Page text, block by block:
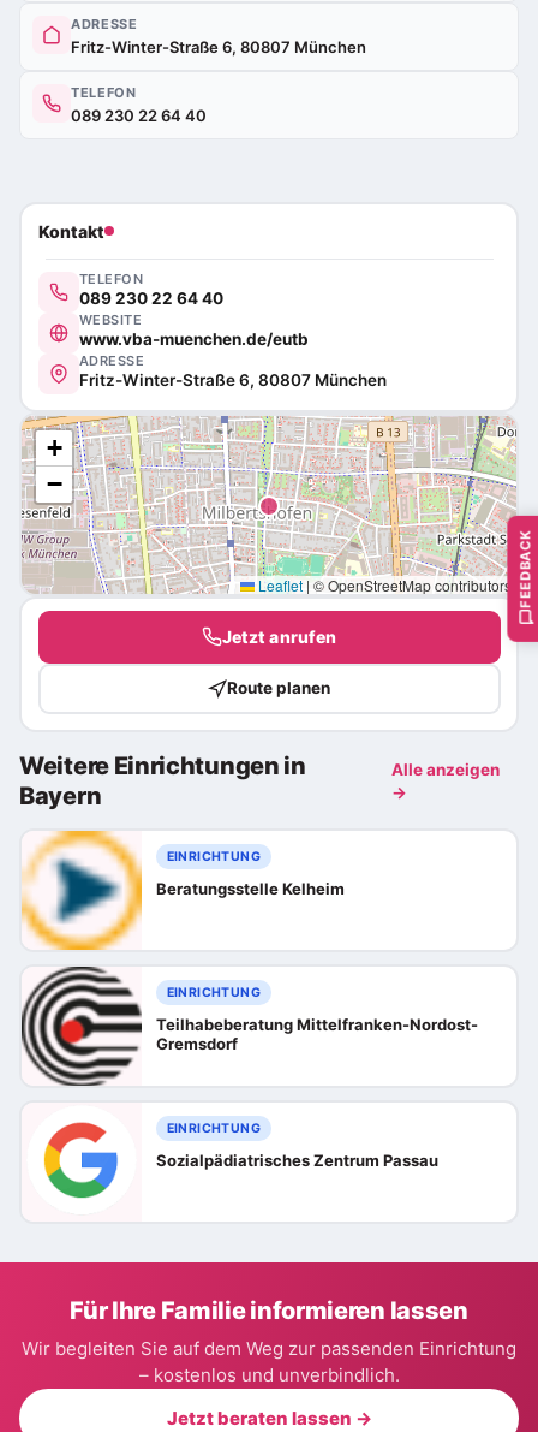
ADRESSE
Fritz-Winter-Straße 6, 80807 München
TELEFON
089 230 22 64 40
Kontakt
TELEFON
089 230 22 64 40
WEBSITE
www.vba-muenchen.de/eutb
ADRESSE
Fritz-Winter-Straße 6, 80807 München
+
−
Leaflet |© OpenStreetMap contributors
Jetzt anrufen
Route planen
Weitere Einrichtungen in
Bayern
Alle anzeigen
→
EINRICHTUNG
Beratungsstelle Kelheim
EINRICHTUNG
Teilhabeberatung Mittelfranken-Nordost-
Gremsdorf
EINRICHTUNG
Sozialpädiatrisches Zentrum Passau
Für Ihre Familie informieren lassen
Wir begleiten Sie auf dem Weg zur passenden Einrichtung
– kostenlos und unverbindlich.
Jetzt beraten lassen →
FEEDBACK